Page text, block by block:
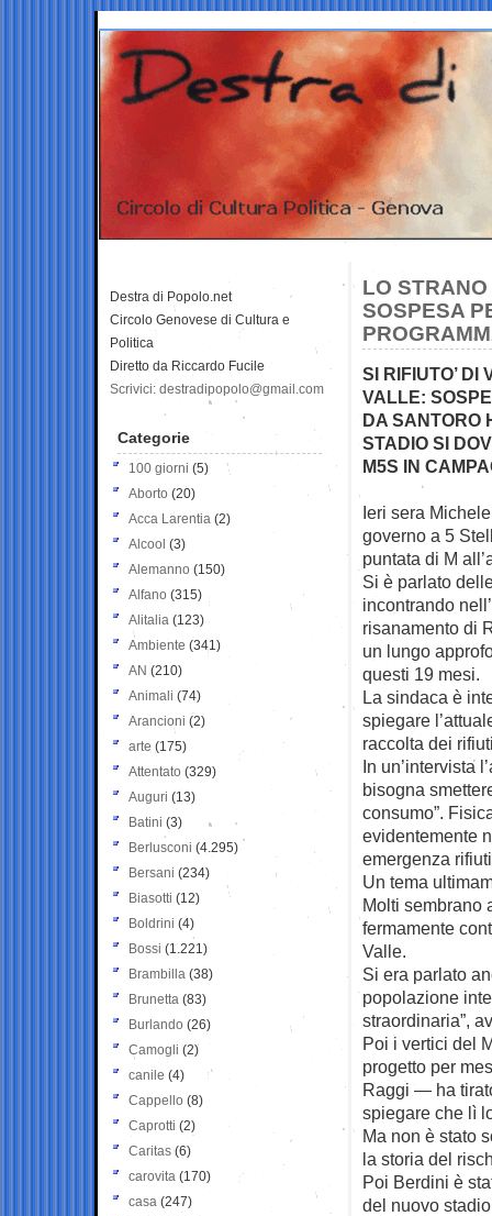
LO
SOSPESA
SI RIFIUTO’ DI
VALLE:
DA SANTORO
STADIO SI
M5S IN
Ieri sera
governo a 5
puntata di M
Si è parlato
incontrando
risanamento di
un lungo
questi 19 mesi.
La sindaca è
spiegare
raccolta dei
In un’intervista
bisogna
consumo”.
evidentemente
emergenza
Un tema
Molti sembrano
fermamente
Valle.
Si era parlato
popolazione
straordinaria”,
Poi i vertici del
progetto per
Raggi — ha
spiegare che lì
Ma non è stato
la storia del
Poi Berdini è
del nuovo
Destra di Popolo.net
Circolo Genovese di Cultura e
Politica
Diretto da Riccardo Fucile
Scrivici: destradipopolo@gmail.com
Categorie
100 giorni (5)
Aborto (20)
Acca Larentia (2)
Alcool (3)
Alemanno (150)
Alfano (315)
Alitalia (123)
Ambiente (341)
AN (210)
Animali (74)
Arancioni (2)
arte (175)
Attentato (329)
Auguri (13)
Batini (3)
Berlusconi (4.295)
Bersani (234)
Biasotti (12)
Boldrini (4)
Bossi (1.221)
Brambilla (38)
Brunetta (83)
Burlando (26)
Camogli (2)
canile (4)
Cappello (8)
Caprotti (2)
Caritas (6)
carovita (170)
casa (247)